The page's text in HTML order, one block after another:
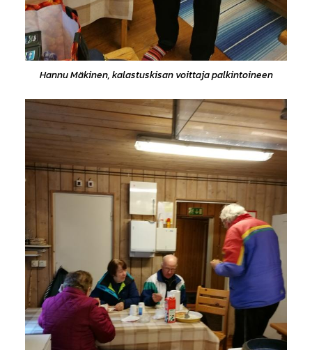
Hannu Mäkinen, kalastuskisan voittaja palkintoineen